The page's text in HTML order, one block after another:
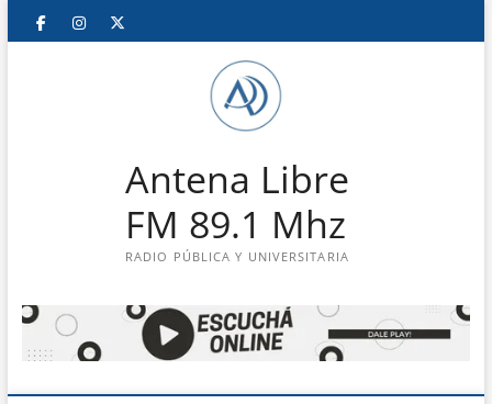
Saltar
FacebookInstagram
Antena Libre
FM 89.1 Mhz
RADIO PÚBLICA Y UNIVERSITARIA